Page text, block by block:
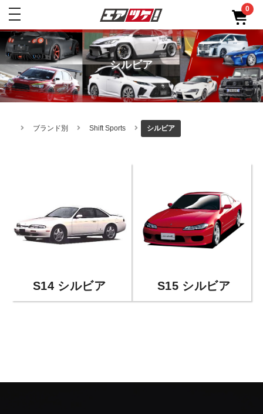
toggle
0
シルビア
ブランド別 Shift Sports シルビア
S14 シルビア S15 シルビア